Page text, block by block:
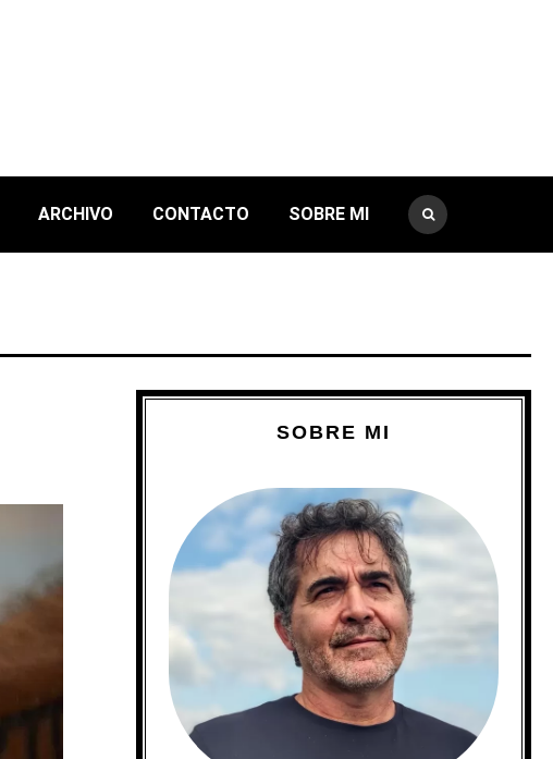
ARCHIVO CONTACTO SOBRE MI
SOBRE MI